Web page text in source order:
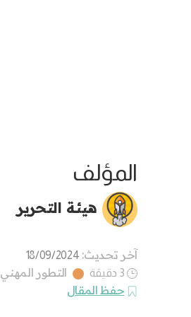
المؤلف
هيئة التحرير
آخر تحديث: 18/09/2024
3 دقيقة
التطور المهني
حفظ المقال